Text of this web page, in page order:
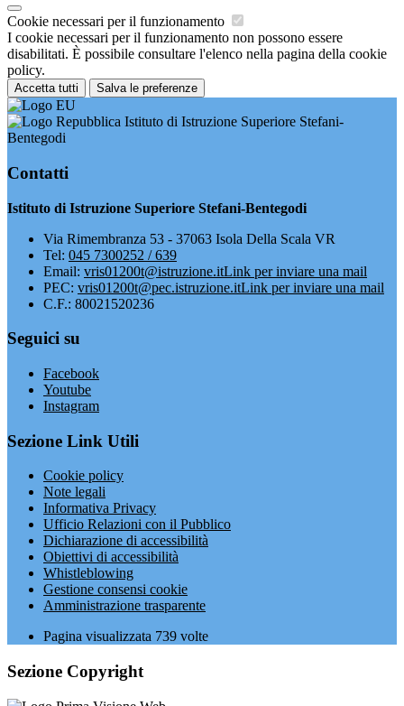
Cookie necessari per il funzionamento
I cookie necessari per il funzionamento non possono essere
disabilitati. È possibile consultare l'elenco nella pagina della cookie
policy.
Accetta tutti Salva le preferenze
Istituto di Istruzione Superiore Stefani-
Bentegodi
Contatti
Istituto di Istruzione Superiore Stefani-Bentegodi
Via Rimembranza 53 - 37063 Isola Della Scala VR
Tel: 045 7300252 / 639
Email: vris01200t@istruzione.itLink per inviare una mail
PEC: vris01200t@pec.istruzione.itLink per inviare una mail
C.F.: 80021520236
Seguici su
Facebook
Youtube
Instagram
Sezione Link Utili
Cookie policy
Note legali
Informativa Privacy
Ufficio Relazioni con il Pubblico
Dichiarazione di accessibilità
Obiettivi di accessibilità
Whistleblowing
Gestione consensi cookie
Amministrazione trasparente
Pagina visualizzata 739 volte
Sezione Copyright